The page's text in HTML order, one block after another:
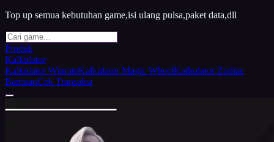
Top up semua kebutuhan game,isi ulang pulsa,paket data,dll
Produk
Kalkulator
Kalkulator WinrateKalkulator Magic WheelKalkulator Zodiac
BantuanCek Transaksi